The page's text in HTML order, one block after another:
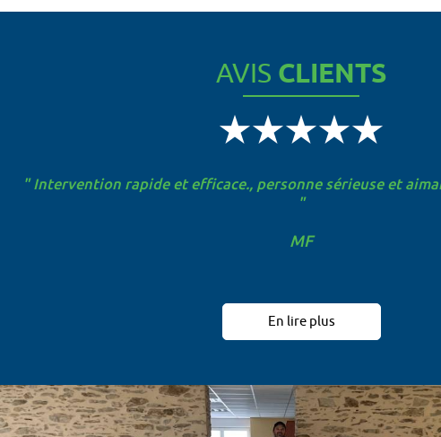
AVIS CLIENTS
" Intervention rapide et efficace., personne sérieuse et
"
MF
En lire plus